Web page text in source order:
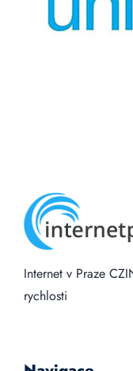
Internet v Praze
rychlosti